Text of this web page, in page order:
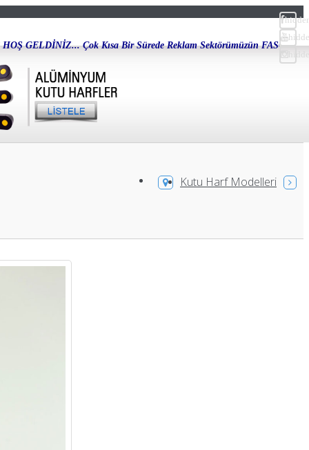
Çok Kısa Bir Sürede Reklam Sektörümüzün FASON KUTU HARF
Kutu Harf Modelleri